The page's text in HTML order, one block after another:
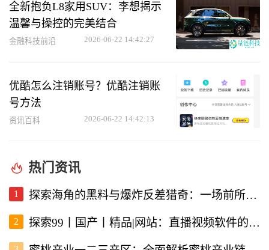
全新抱负L8家用SUV：李想揭示
温馨与操控的完美结合
金融科技前沿 2026-06-22 14:42:27
优酷怎么注销账号？优酷注销账
号方法
资讯百科 2026-06-22 14:42:13
热门资讯
1 探索海角的黑料与爆炸反差猎奇：一场前所未有的直播视频体验
2 探索99丨国产丨精品|网站：直播视频软件的新选择